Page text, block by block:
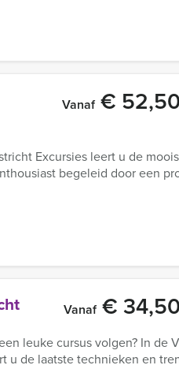
Vanaf€ 52,50
Excursies leert u de
begeleid door een
Vanaf€ 34,50
leuke cursus volgen? In de
u de laatste technieken en